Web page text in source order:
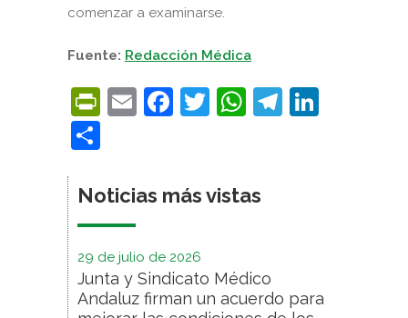
comenzar a examinarse.
Fuente: Redacción Médica
PrintFriendly
EmailFacebook
Twitter
WhatsApp
Noticias más vistas
29 de julio de 2026
Junta y Sindicato Médico
Andaluz firman un acuerdo para